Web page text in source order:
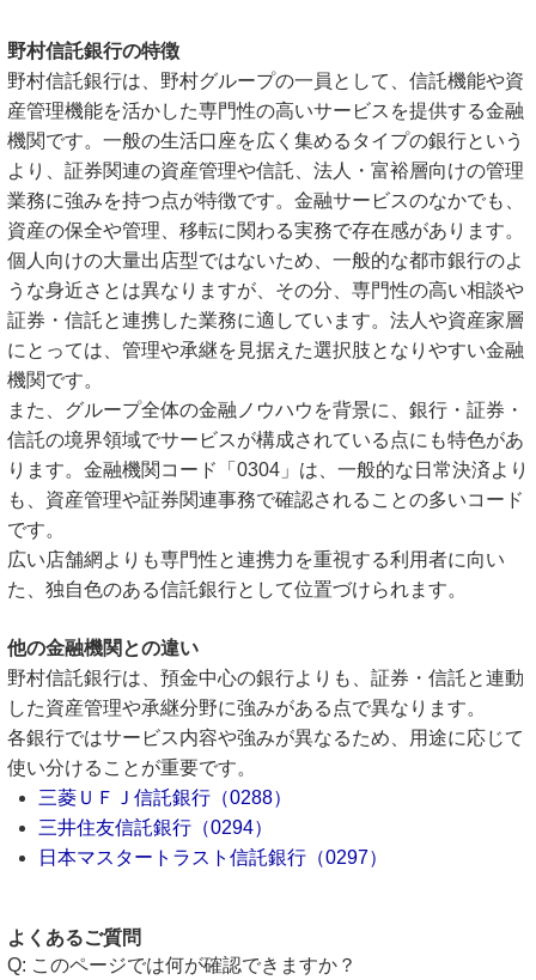
野村信託銀行の特徴
野村信託銀行は、野村グループの一員として、信託機能や資
産管理機能を活かした専門性の高いサービスを提供する金融
機関です。一般の生活口座を広く集めるタイプの銀行という
より、証券関連の資産管理や信託、法人・富裕層向けの管理
業務に強みを持つ点が特徴です。金融サービスのなかでも、
資産の保全や管理、移転に関わる実務で存在感があります。
個人向けの大量出店型ではないため、一般的な都市銀行のよ
うな身近さとは異なりますが、その分、専門性の高い相談や
証券・信託と連携した業務に適しています。法人や資産家層
にとっては、管理や承継を見据えた選択肢となりやすい金融
機関です。
また、グループ全体の金融ノウハウを背景に、銀行・証券・
信託の境界領域でサービスが構成されている点にも特色があ
ります。金融機関コード「0304」は、一般的な日常決済より
も、資産管理や証券関連事務で確認されることの多いコード
です。
広い店舗網よりも専門性と連携力を重視する利用者に向い
た、独自色のある信託銀行として位置づけられます。
他の金融機関との違い
野村信託銀行は、預金中心の銀行よりも、証券・信託と連動
した資産管理や承継分野に強みがある点で異なります。
各銀行ではサービス内容や強みが異なるため、用途に応じて
使い分けることが重要です。
三菱ＵＦＪ信託銀行（0288）
三井住友信託銀行（0294）
日本マスタートラスト信託銀行（0297）
よくあるご質問
このページでは何が確認できますか？